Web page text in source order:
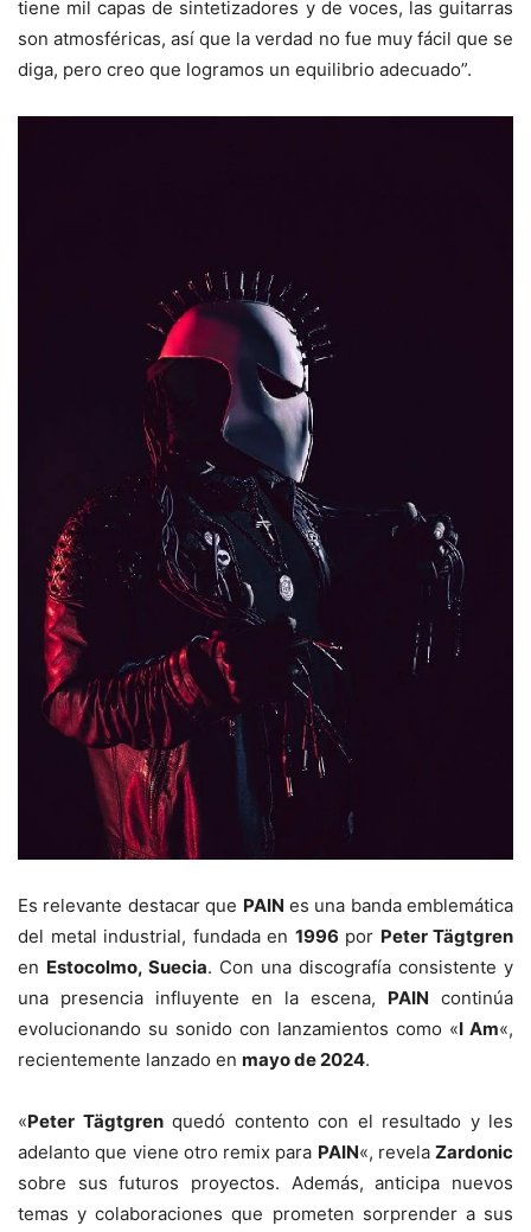
tiene mil capas de sintetizadores y de voces, las guitarras
son atmosféricas, así que la verdad no fue muy fácil que se
diga, pero creo que logramos un equilibrio adecuado”.
Es relevante destacar que PAIN es una banda emblemática
del metal industrial, fundada en 1996 por Peter Tägtgren
en Estocolmo, Suecia. Con una discografía consistente y
una presencia influyente en la escena, PAIN continúa
evolucionando su sonido con lanzamientos como «I Am«,
recientemente lanzado en mayo de 2024.
«Peter Tägtgrenquedó contento con el resultado y les
adelanto que viene otro remix para PAIN«, revela Zardonic
sobre sus futuros proyectos. Además, anticipa nuevos
temas y colaboraciones que prometen sorprender a sus